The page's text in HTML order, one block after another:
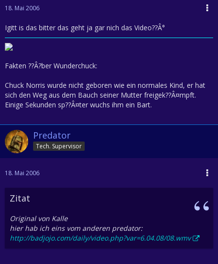
18. Mai 2006
Igitt is das bitter das geht ja gar nich das Video??Â°
Fakten ??Â?ber Wunderchuck:
Chuck Norris wurde nicht geboren wie ein normales Kind, er hat
sich den Weg aus dem Bauch seiner Mutter freigek??Â¤mpft.
Einige Sekunden sp??Â¤ter wuchs ihm ein Bart.
Predator
Tech. Supervisor
18. Mai 2006
Zitat
Original von Kalle
hier hab ich eins vom anderen predator:
http://badjojo.com/daily/video.php?var=6.04.08/08.wmv